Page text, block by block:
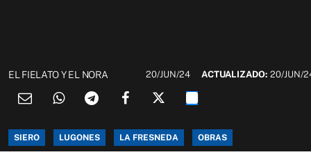
EL FIELATO Y EL NORA 20/JUN/24 ACTUALIZADO:20/JUN/
SIERO LUGONES LA FRESNEDA OBRAS